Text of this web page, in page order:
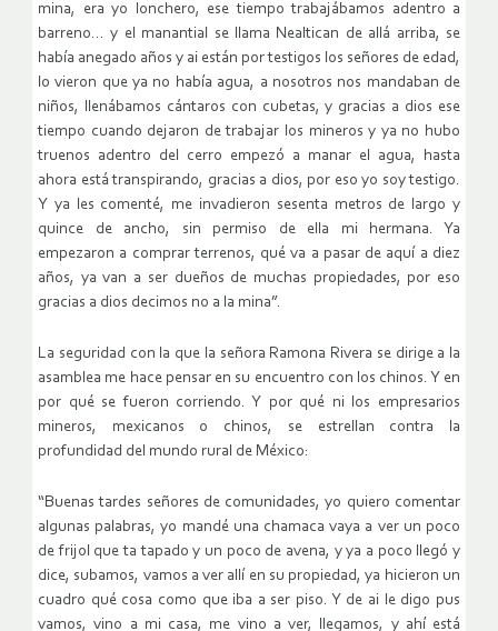
mina, era yo lonchero, ese tiempo trabajábamos adentro a
barreno… y el manantial se llama Nealtican de allá arriba, se
había anegado años y ai están por testigos los señores de edad,
lo vieron que ya no había agua, a nosotros nos mandaban de
niños, llenábamos cántaros con cubetas, y gracias a dios ese
tiempo cuando dejaron de trabajar los mineros y ya no hubo
truenos adentro del cerro empezó a manar el agua, hasta
ahora está transpirando, gracias a dios, por eso yo soy testigo.
Y ya les comenté, me invadieron sesenta metros de largo y
quince de ancho, sin permiso de ella mi hermana. Ya
empezaron a comprar terrenos, qué va a pasar de aquí a diez
años, ya van a ser dueños de muchas propiedades, por eso
gracias a dios decimos no a la mina”.
La seguridad con la que la señora Ramona Rivera se dirige a la
asamblea me hace pensar en su encuentro con los chinos. Y en
por qué se fueron corriendo. Y por qué ni los empresarios
mineros, mexicanos o chinos, se estrellan contra la
profundidad del mundo rural de México:
“Buenas tardes señores de comunidades, yo quiero comentar
algunas palabras, yo mandé una chamaca vaya a ver un poco
de frijol que ta tapado y un poco de avena, y ya a poco llegó y
dice, subamos, vamos a ver allí en su propiedad, ya hicieron un
cuadro qué cosa como que iba a ser piso. Y de ai le digo pus
vamos, vino a mi casa, me vino a ver, llegamos, y ahí está